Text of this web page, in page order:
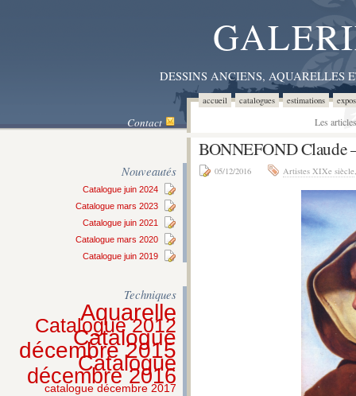
DESSINS ANCIENS,
accueil catalogues estimations
Contact Les
Nouveautés
Catalogue juin 2024
Catalogue mars 2023
Catalogue juin 2021
Catalogue mars 2020
Catalogue juin 2019
Techniques
Aquarelle
Catalogue 2012
Catalogue
décembre 2015
Catalogue
décembre 2016
catalogue décembre 2017
BONNEFOND
05/12/2016 Artistes XIXe siècle